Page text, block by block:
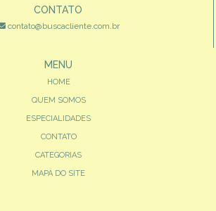
CONTATO
contato@buscacliente.com.br
MENU
HOME
QUEM SOMOS
ESPECIALIDADES
CONTATO
CATEGORIAS
MAPA DO SITE